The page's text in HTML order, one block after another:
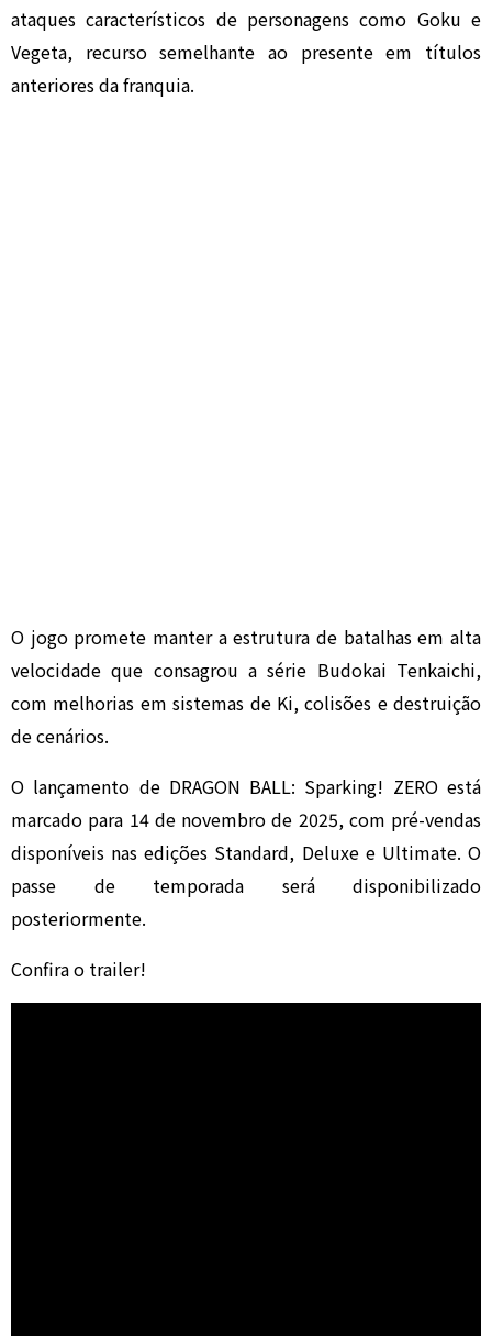
ataques característicos de personagens como Goku e
Vegeta, recurso semelhante ao presente em títulos
anteriores da franquia.
O jogo promete manter a estrutura de batalhas em alta
velocidade que consagrou a série Budokai Tenkaichi,
com melhorias em sistemas de Ki, colisões e destruição
de cenários.
O lançamento de DRAGON BALL: Sparking! ZERO está
marcado para 14 de novembro de 2025, com pré-vendas
disponíveis nas edições Standard, Deluxe e Ultimate. O
passe de temporada será disponibilizado
posteriormente.
Confira o trailer!